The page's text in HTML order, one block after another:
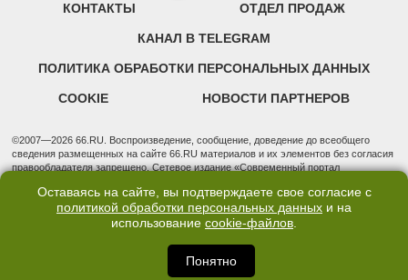
КОНТАКТЫ ОТДЕЛ ПРОДАЖ
КАНАЛ В TELEGRAM
ПОЛИТИКА ОБРАБОТКИ ПЕРСОНАЛЬНЫХ ДАННЫХ
COOKIE НОВОСТИ ПАРТНЕРОВ
©2007—2026 66.RU. Воспроизведение, сообщение, доведение до всеобщего
сведения размещенных на сайте 66.RU материалов и их элементов без согласия
правообладателя запрещено. Сетевое издание «Современный портал
надзору в сфере связи, информационных технологий и массовых коммуникаций
(Роскомнадзор). Регистрационный номер ЭЛ № ФС 77 - 76634 от 02.09.2019
Учредитель: Общество с ограниченной ответственностью "66.ру". Юридический
3, оф. 7015 Фактический адрес редакции и отдела продаж: 620014, Свердловская
обл., г. Екатеринбург, ул. Бориса Ельцина, д. 3, оф. 7015, +7 (343) 288-50-66
info@news.66.ru Главный редактор: Шлыков Дмитрий Владимирович
Оставаясь на сайте, вы подтверждаете свое согласие с
политикой обработки персональных данных и на
использование cookie-файлов.
Понятно